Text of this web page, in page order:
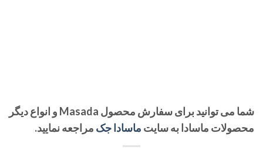
شما می توانید برای سفارش محصول Masada و انواع دیگر
محصولات ماسادا به سایت ماسادا جک مراجعه نمایید.